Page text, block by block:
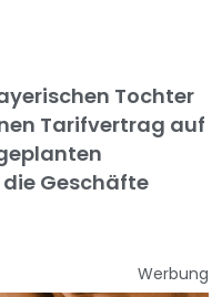
Tochter
Tarifvertrag auf
Geschäfte
Werbung